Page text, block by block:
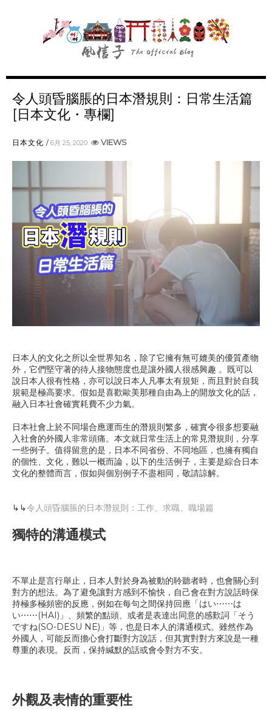
令人頭昏腦脹的日本潛規則：日常生活篇
[日本文化・專欄]
日本文化 6月 25, 2020 VIEWS
日本人的文化之所以全世界知名，除了它擁有無可媲美的優質產物
外，它們堅守著的待人接物態度也是讓外國人很感興趣 。既可以
說日本人很有性格，亦可以說日本人凡事太有規矩，而且對於自我
規範是極高要求。假如是喜歡歐美那種自由為上的開放文化的話，
融入日本社會確實耗費不少力氣。
日本社會上於不同場合應運而生的潛規則繁多，確實令很多想要融
入社會的外國人非常頭痛。本文就日常生活上的常見潛規則，分享
一些例子。值得留意的是，日本不同省份、不同地區，也擁有獨自
的個性、文化，難以一概而論，以下的生活例子，主要是綜合日本
文化的整體而言，假如與個別例子不盡相同，敬請諒解。
↳↳令人頭昏腦脹的日本潛規則：工作、求職、職場篇
獨特的溝通模式
不單止是言行舉止，日本人對於身為被動的聆聽者時，也會關心到
對方的想法。為了避免讓對方感到不愉快，自己會在對方說話時保
持極多極頻密的反應，例如在每句之間保持回應「はい⋯⋯は
い⋯⋯(HAI)」、頻繁的點頭、或者是表達出同意的感歎詞「そう
ですね(SO-DESU NE)」等，也是日本人的溝通模式。雖然作為
外國人，可能反而擔心會打斷對方說話，但其實對對方來說是一種
尊重的表現。反而，保持緘默的話或會令對方不安。
外觀及表情的重要性